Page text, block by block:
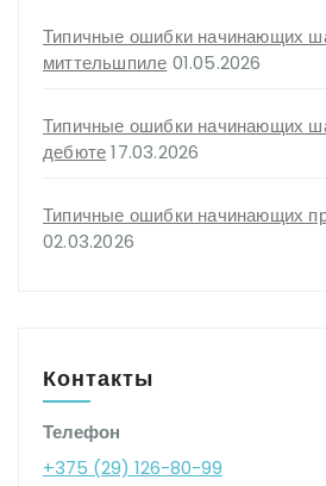
Типичные ошибки начинающих
миттельшпиле 01.05.2026
Типичные ошибки начинающих
дебюте 17.03.2026
Типичные ошибки начинающих
02.03.2026
Контакты
Телефон
+375 (29) 126-80-99